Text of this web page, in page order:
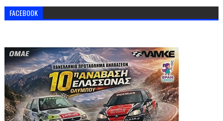
FACEBOOK